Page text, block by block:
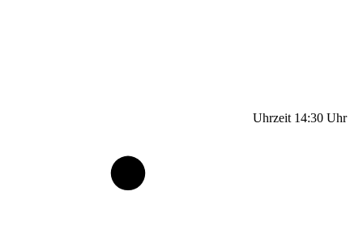
Uhrzeit 14:30 Uhr